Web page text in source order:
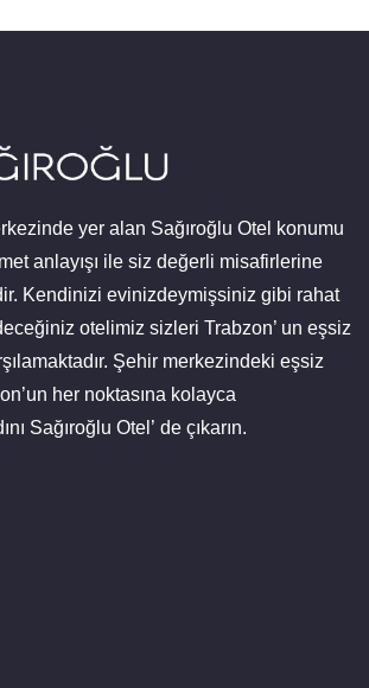
yer alan Sağıroğlu Otel konumu
anlayışı ile siz değerli misafirlerine
Kendinizi evinizdeymişsiniz gibi rahat
otelimiz sizleri Trabzon’ un eşsiz
Şehir merkezindeki eşsiz
her noktasına kolayca
Sağıroğlu Otel’ de çıkarın.